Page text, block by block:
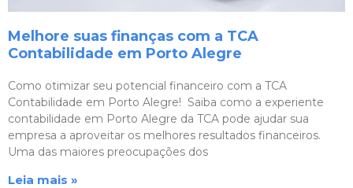
Melhore suas finanças com a TCA
Contabilidade em Porto Alegre
Como otimizar seu potencial financeiro com a TCA
Contabilidade em Porto Alegre! Saiba como a experiente
contabilidade em Porto Alegre da TCA pode ajudar sua
empresa a aproveitar os melhores resultados financeiros.
Uma das maiores preocupações dos
Leia mais »